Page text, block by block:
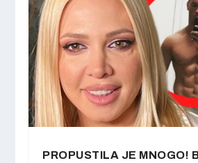
PROPUSTILA JE MNOGO!